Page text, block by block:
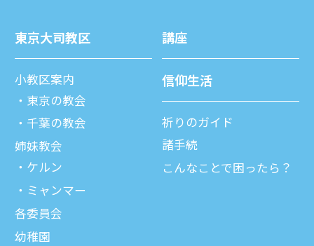
東京⼤司教区
⼩教区案内
東京の教会
千葉の教会
姉妹教会
ケルン
ミャンマー
各委員会
幼稚園
講座
信仰⽣活
祈りのガイド
諸⼿続
こんなことで困ったら？